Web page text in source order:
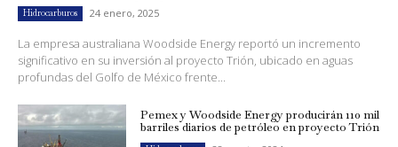
Hidrocarburos 24 enero, 2025
La empresa australiana Woodside Energy reportó un incremento
significativo en su inversión al proyecto Trión, ubicado en aguas
profundas del Golfo de México frente...
Pemex y Woodside Energy producirán 110 mil
barriles diarios de petróleo en proyecto Trión